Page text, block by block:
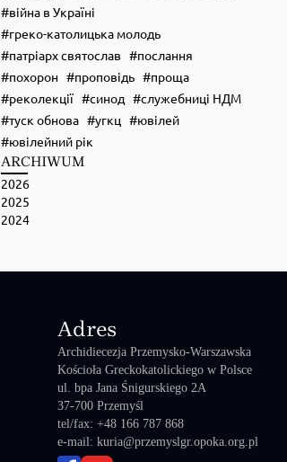
війна в Україні
греко-католицька молодь
патріарх святослав
послання
похорон
проповідь
проща
реколекції
синод
служебниці НДМ
туск обнова
угкц
ювілей
ювілейний рік
ARCHIWUM
2026
2025
2024
Adres
Archidiecezja Przemysko-Warszawska
Kościoła Greckokatolickiego w Polsce
ul. bpa Jana Śnigurskiego 2A
37-700 Przemyśl
tel/fax: +48 166 787 868
e-mail: kuria@przemyslgr.opoka.org.pl